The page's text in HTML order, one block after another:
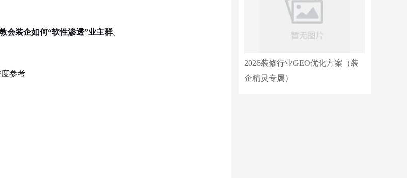
会装企如何“软性渗透”业主群。
参考
2026装修行业GEO优化方案（装
企精灵专属）